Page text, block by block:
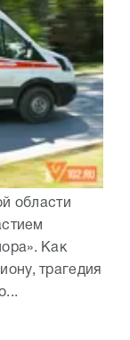
области
Как
трагедия